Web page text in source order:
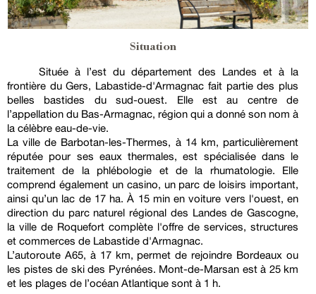
Situation
Située à l’est du département des Landes et à la
frontière du Gers, Labastide-d'Armagnac fait partie des plus
belles bastides du sud-ouest. Elle est au centre de
l’appellation du Bas-Armagnac, région qui a donné son nom à
la célèbre eau-de-vie.
La ville de Barbotan-les-Thermes, à 14 km, particulièrement
réputée pour ses eaux thermales, est spécialisée dans le
traitement de la phlébologie et de la rhumatologie. Elle
comprend également un casino, un parc de loisirs important,
ainsi qu’un lac de 17 ha. À 15 min en voiture vers l'ouest, en
direction du parc naturel régional des Landes de Gascogne,
la ville de Roquefort complète l'offre de services, structures
et commerces de Labastide d'Armagnac.
L’autoroute A65, à 17 km, permet de rejoindre Bordeaux ou
les pistes de ski des Pyrénées. Mont-de-Marsan est à 25 km
et les plages de l’océan Atlantique sont à 1 h.